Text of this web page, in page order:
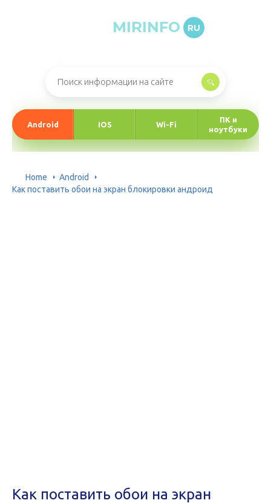
MIRINFO RU
Android IOS Wi-Fi
ПК и
ноутбуки
Home
Android
Как поставить обои на экран блокировки андроид
Как поставить обои на экран